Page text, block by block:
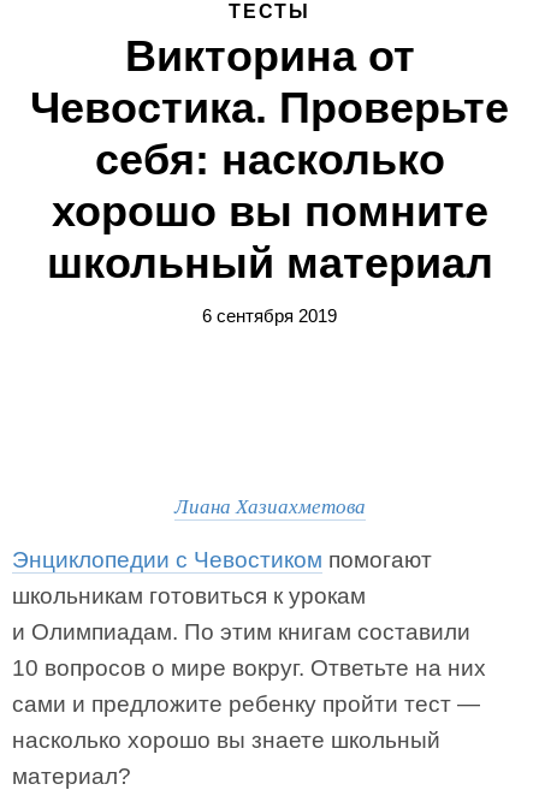
ТЕСТЫ
Викторина от
Чевостика. Проверьте
себя: насколько
хорошо вы помните
школьный материал
6 сентября 2019
Лиана Хазиахметова
Энциклопедии с Чевостиком помогают
школьникам готовиться к урокам
и Олимпиадам. По этим книгам составили
10 вопросов о мире вокруг. Ответьте на них
сами и предложите ребенку пройти тест —
насколько хорошо вы знаете школьный
материал?